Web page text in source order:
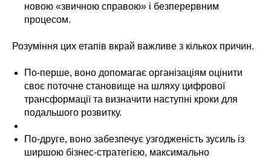
новою «звичною справою» і безперервним
процесом.
Розуміння цих етапів вкрай важливе з кількох причин.
По-перше, воно допомагає організаціям оцінити
своє поточне становище на шляху цифрової
трансформації та визначити наступні кроки для
подальшого розвитку.
По-друге, воно забезпечує узгодженість зусиль із
ширшою бізнес-стратегією, максимально